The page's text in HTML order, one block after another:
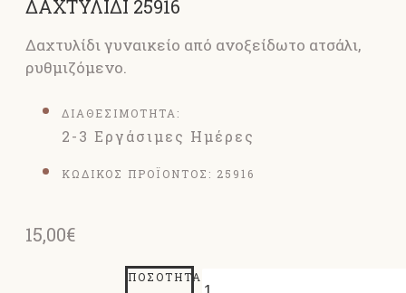
ΔΑΧΤΥΛΙΔΙ 25916
Δαχτυλίδι γυναικείο από ανοξείδωτο ατσάλι,
ρυθμιζόμενο.
ΔΙΑΘΕΣΙΜΟΤΗΤΑ:
2-3 Εργάσιμες Ημέρες
ΚΩΔΙΚΟΣ ΠΡΟΪΟΝΤΟΣ: 25916
15,00€
ΠΟΣΌΤΗΤΑ